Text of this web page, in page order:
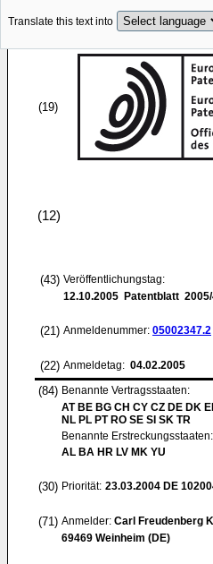
Translate this text into
(19)
(12)
(43) Veröffentlichungstag:
12.10.2005 Patentblatt
(21) Anmeldenummer: 05002347.2
(22) Anmeldetag: 04.02.2005
(84) Benannte Vertragsstaaten:
AT BE BG CH CY CZ DE DK
NL PL PT RO SE SI SK TR
Benannte Erstreckungsstaaten:
AL BA HR LV MK YU
(30) Priorität: 23.03.2004 DE
(71) Anmelder: Carl Freudenberg
69469 Weinheim (DE)